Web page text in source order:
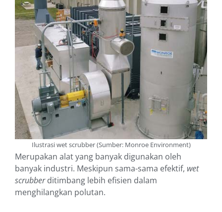
Ilustrasi wet scrubber (Sumber: Monroe Environment)
Merupakan alat yang banyak digunakan oleh
banyak industri. Meskipun sama-sama efektif, wet
scrubberditimbang lebih efisien dalam
menghilangkan polutan.